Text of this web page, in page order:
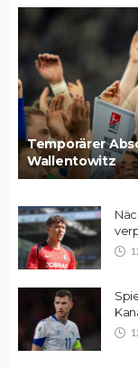
Temporärer
Wallentowitz